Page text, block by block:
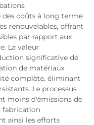
coûts à long terme
renouvelables, offrant
par rapport aux
La valeur
significative de
de matériaux
complète, éliminant
Le processus
moins d'émissions de
fabrication
ainsi les efforts